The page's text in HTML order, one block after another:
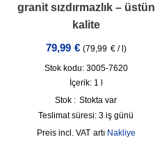
granit sızdırmazlık – üstün
kalite
79,99 € (79,99 €/l)
Stok kodu: 3005-7620
İçerik: 1
Stok : Stokta var
Teslimat süresi: 3 iş günü
incl. VAT artı Nakliye